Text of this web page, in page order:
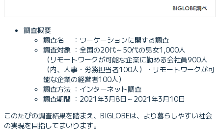
調査概要
調査名 ：ワーケーションに関する調査
調査対象 ：全国の20代～50代の男女1,000人
（リモートワークが可能な企業に勤める会社員900人
（内、人事・労務担当者100人）・リモートワークが可
能な企業の経営者100人）
調査方法 ：インターネット調査
調査期間 ：2021年3月8日～2021年3月10日
このたびの調査結果を踏まえ、BIGLOBEは、より暮らしやすい社会
の実現を目指してまいります。